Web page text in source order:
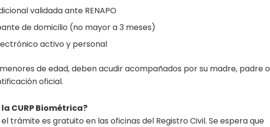
validada ante RENAPO
de domicilio (no mayor a 3 meses)
activo y personal
de edad, deben acudir acompañados por su madre, padre o
oficial.
CURP Biométrica?
trámite es gratuito en las oficinas del Registro Civil. Se espera que